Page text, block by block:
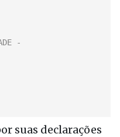
suas declarações